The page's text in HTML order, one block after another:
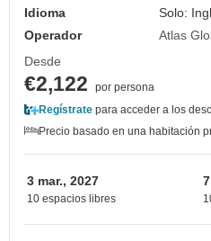
Idioma
Solo:
Operador
Atlas
Desde
€2,122
por persona
Regístrate para acceder a los
Precio basado en una habitación
3 mar., 2027
10 espacios libres